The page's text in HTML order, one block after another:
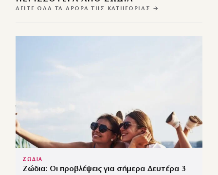
ΔΕΊΤΕ ΌΛΑ ΤΑ ΆΡΘΡΑ ΤΗΣ ΚΑΤΗΓΟΡΊΑΣ →
ΖΩΔΙΑ
Ζώδια: Οι προβλέψεις για σήμερα Δευτέρα 3